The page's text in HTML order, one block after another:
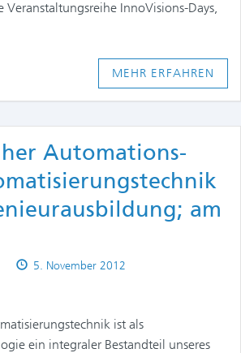
Veranstaltungsreihe InnoVisions-Days,
MEHR ERFAHREN
Automations-
am
Published
5. November 2012
ist als
ein integraler Bestandteil unseres